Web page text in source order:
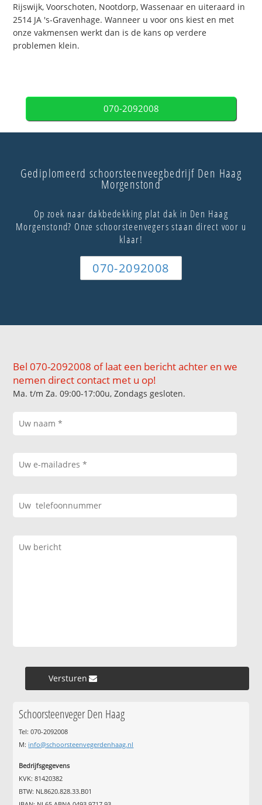
Rijswijk, Voorschoten, Nootdorp, Wassenaar en uiteraard in
2514 JA 's-Gravenhage. Wanneer u voor ons kiest en met
onze vakmensen werkt dan is de kans op verdere
problemen klein.
070-2092008
Gediplomeerd schoorsteenveegbedrijf Den Haag
Morgenstond
Op zoek naar dakbedekking plat dak in Den Haag
Morgenstond? Onze schoorsteenvegers staan direct voor u
klaar!
070-2092008
Bel 070-2092008 of laat een bericht achter en we
nemen direct contact met u op!
Ma. t/m Za. 09:00-17:00u, Zondags gesloten.
Versturen »
Schoorsteenveger Den Haag
Tel: 070-2092008
M: info@schoorsteenvegerdenhaag.nl
Bedrijfsgegevens
KVK: 81420382
BTW: NL8620.828.33.B01